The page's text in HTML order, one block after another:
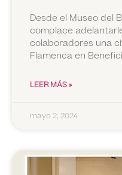
Desde el Museo del
complace
colaboradores una
Flamenca en
LEER MÁS »
mayo 2, 2024